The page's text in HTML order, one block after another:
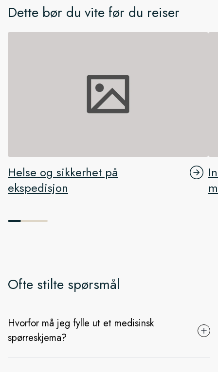
Dette bør du vite før du reiser
Helse og sikkerhet på
ekspedisjon
Ofte stilte spørsmål
Hvorfor må jeg fylle ut et medisinsk
spørreskjema?